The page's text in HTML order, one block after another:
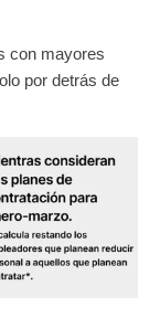
con mayores
por detrás de